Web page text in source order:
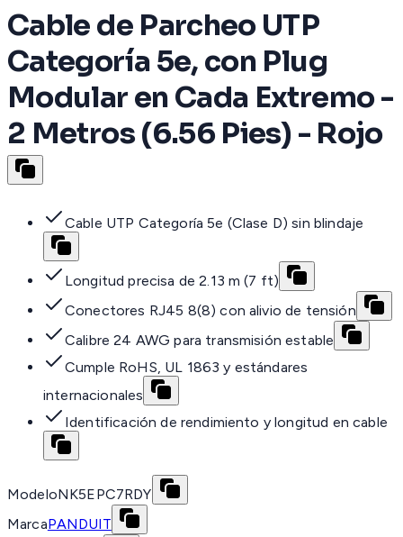
Cable de Parcheo UTP
Categoría 5e, con Plug
Modular en Cada Extremo -
2 Metros (6.56 Pies) - Rojo
Cable UTP Categoría 5e (Clase D) sin blindaje
Longitud precisa de 2.13 m (7 ft)
Conectores RJ45 8(8) con alivio de tensión
Calibre 24 AWG para transmisión estable
Cumple RoHS, UL 1863 y estándares
internacionales
Identificación de rendimiento y longitud en cable
ModeloNK5EPC7RDY
MarcaPANDUIT